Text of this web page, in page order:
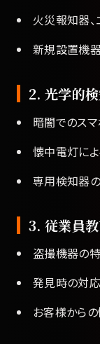
火災報知器
新規設置機
2. 光学的
暗闇でのス
懐中電灯に
専用検知器
3. 従業員
盗撮機器の
発見時の対
お客様から